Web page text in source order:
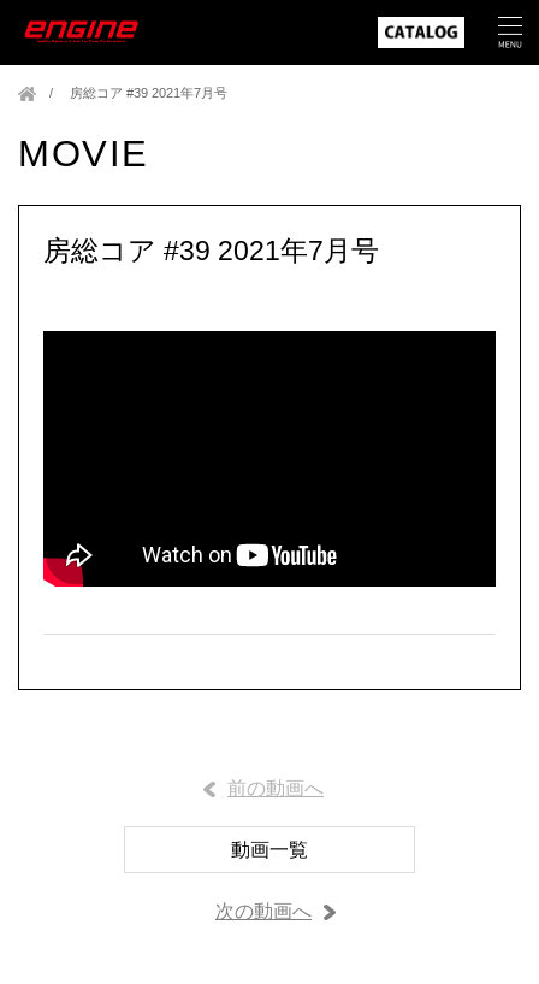
房総コア #39 2021年7月号
MOVIE
房総コア #39 2021年7月号
前の動画へ
動画一覧
次の動画へ